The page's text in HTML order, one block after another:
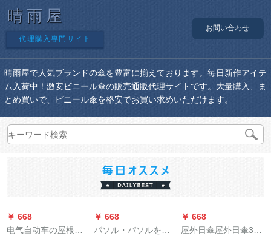
晴雨屋
代理購入専門サイト
お問い合わせ
晴雨屋で人気ブランドの傘を豊富に揃えております。毎日新作アイテ
ム入荷中！激安ビニール傘の販売通販代理サイトです。大量購入、ま
とめ買いで、ビニール傘を格安でお買い求めいただけます。
￥ 668
电气自动车の屋根の
￥ 668
パソル・パソルを兼
￥ 668
屋外日傘屋外日傘3 m